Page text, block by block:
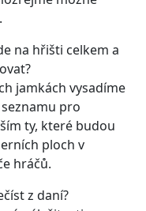
na hřišti celkem a
jamkách vysadíme
pro
ty, které budou
ploch v
hráčů.
z daní?